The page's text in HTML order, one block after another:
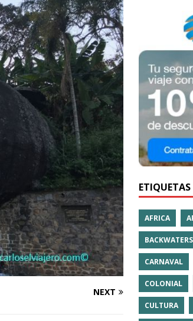
BARÉIN
GUINEA ECUATORIAL
NEXT
ETIQUETAS
AFRICA
BACKWATERS
CARNAVAL
COLONIAL
CULTURA